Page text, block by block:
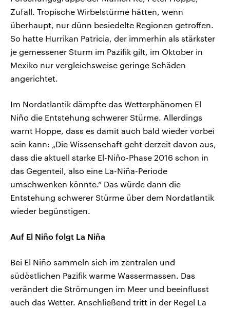
Zufall. Tropische Wirbelstürme hätten, wenn
überhaupt, nur dünn besiedelte Regionen getroffen.
So hatte Hurrikan Patricia, der immerhin als stärkster
je gemessener Sturm im Pazifik gilt, im Oktober in
Mexiko nur vergleichsweise geringe Schäden
angerichtet.
Im Nordatlantik dämpfte das Wetterphänomen El
Niño die Entstehung schwerer Stürme. Allerdings
warnt Hoppe, dass es damit auch bald wieder vorbei
sein kann: „Die Wissenschaft geht derzeit davon aus,
dass die aktuell starke El-Niño-Phase 2016 schon in
das Gegenteil, also eine La-Niña-Periode
umschwenken könnte.“ Das würde dann die
Entstehung schwerer Stürme über dem Nordatlantik
wieder begünstigen.
Auf El Niño folgt La Niña
Bei El Niño sammeln sich im zentralen und
südöstlichen Pazifik warme Wassermassen. Das
verändert die Strömungen im Meer und beeinflusst
auch das Wetter. Anschließend tritt in der Regel La